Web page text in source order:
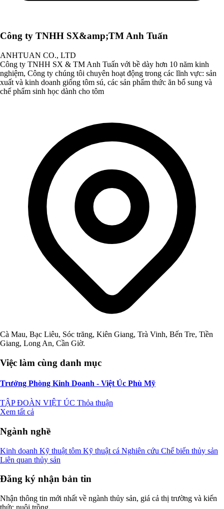
Công ty TNHH SX&amp;TM Anh Tuấn
ANHTUAN CO., LTD
Công ty TNHH SX & TM Anh Tuấn với bề dày hơn 10 năm kinh
nghiệm, Công ty chúng tôi chuyên hoạt động trong các lĩnh vực: sản
xuất và kinh doanh giống tôm sú, các sản phẩm thức ăn bổ sung và
chế phẩm sinh học dành cho tôm
Cà Mau, Bạc Liêu, Sóc trăng, Kiên Giang, Trà Vinh, Bến Tre, Tiền
Giang, Long An, Cần Giờ.
Việc làm cùng danh mục
Trưởng Phòng Kinh Doanh - Việt Úc Phù Mỹ
TẬP ĐOÀN VIỆT ÚC Thỏa thuận
Xem tất cả
Ngành nghề
Kinh doanh Kỹ thuật tôm Kỹ thuật cá Nghiên cứu Chế biến thủy sản
Liên quan thủy sản
Đăng ký nhận bản tin
Nhận thông tin mới nhất về ngành thủy sản, giá cả thị trường và kiến